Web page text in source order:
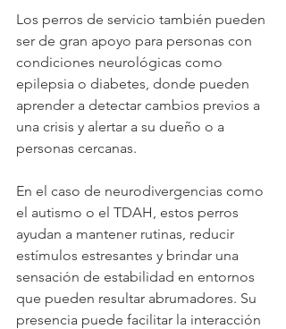
Los perros de servicio también pueden
ser de gran apoyo para personas con
condiciones neurológicas como
epilepsia o diabetes, donde pueden
aprender a detectar cambios previos a
una crisis y alertar a su dueño o a
personas cercanas.
En el caso de neurodivergencias como
el autismo o el TDAH, estos perros
ayudan a mantener rutinas, reducir
estímulos estresantes y brindar una
sensación de estabilidad en entornos
que pueden resultar abrumadores. Su
presencia puede facilitar la interacción